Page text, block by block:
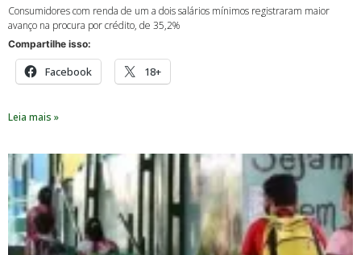
Consumidores com renda de um a dois salários mínimos registraram maior
avanço na procura por crédito, de 35,2%
Compartilhe isso:
Facebook 18+
Leia mais »